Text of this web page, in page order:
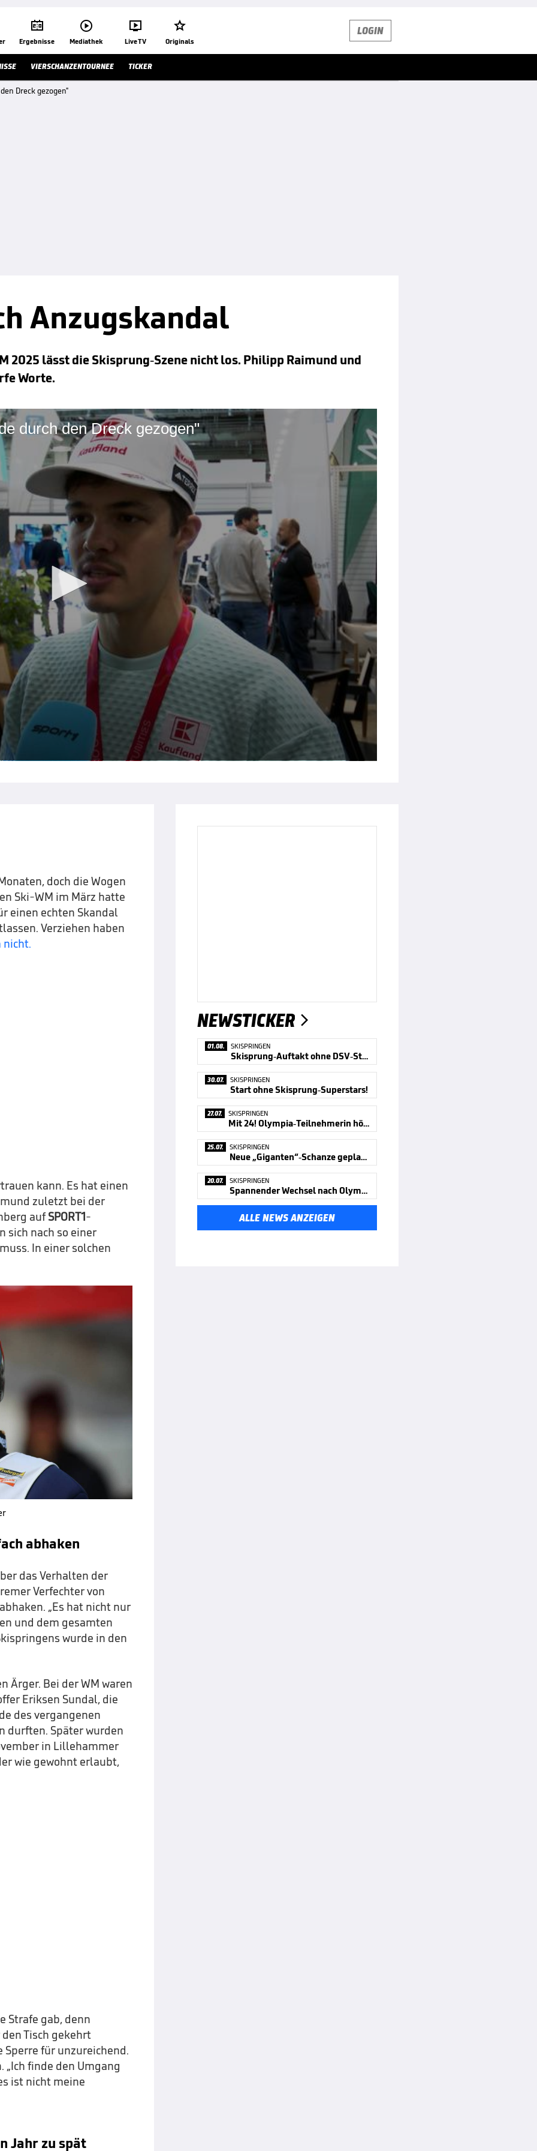

Ergebnisse

Mediathek

Live TV

Originals
LOGIN
VIERSCHANZENTOURNEE TICKER
Dreck gezogen"
Anzugskandal
2025 lässt die Skisprung-Szene nicht los. Philipp Raimund und
Worte.
durch den Dreck gezogen"
doch die Wogen
Ski-WM im März hatte
einen echten Skandal
Verziehen haben
nicht.
kann. Es hat einen
zuletzt bei der
aufSPORT1-
sich nach so einer
In einer solchen
abhaken
das Verhalten der
Verfechter von
„Es hat nicht nur
und dem gesamten
wurde in den
Ärger. Bei der WM waren
Eriksen Sundal, die
des vergangenen
durften. Später wurden
in Lillehammer
wie gewohnt erlaubt,
Strafe gab, denn
Tisch gekehrt
Sperre für unzureichend.
„Ich finde den Umgang
ist nicht meine
Jahr zu spät
NEWSTICKER 
01.08. SKISPRINGEN
Skisprung-Auftakt ohne DSV-Stars
30.07. SKISPRINGEN
Start ohne Skisprung-Superstars!
27.07. SKISPRINGEN
Mit 24! Olympia-Teilnehmerin hört auf
25.07. SKISPRINGEN
Neue „Giganten“-Schanze geplant
20.07. SKISPRINGEN
Spannender Wechsel nach Olympia-Aus
ALLE NEWS ANZEIGEN